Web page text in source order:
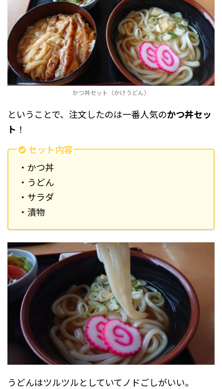
かつ丼セット（かけうどん）
ということで、注文したのは一番人気のかつ丼セッ
ト ！
セット内容
・かつ丼
・うどん
・サラダ
・漬物
うどんはツルツルとしていてノドごしがいい。